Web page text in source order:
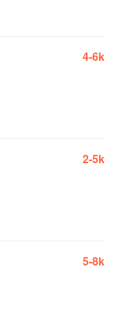
4-6k
2-5k
5-8k